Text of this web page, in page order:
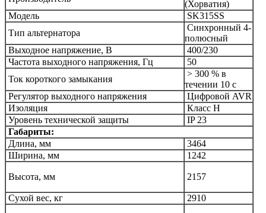
(Хорватия)
Модель
SK315SS
Тип альтернатора
Синхронный 4-
полюсный
Выходное напряжение, В
400/230
Частота выходного напряжения, Гц
50
Ток короткого замыкания
> 300 % в
течении 10 с
Регулятор выходного напряжения
Цифровой AVR
Изоляция
Класс Н
Уровень технической защиты
IP 23
Габариты:
Длина, мм
3464
Ширина, мм
1242
Высота, мм 2157
Сухой вес, кг 2910